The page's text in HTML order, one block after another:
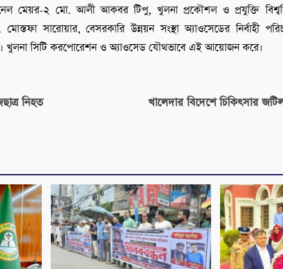
মেয়র-২ মো. আলী আকবর টিপু, খুলনা প্রকৌশল ও প্রযুক্তি
মোস্তফা সারোয়ার, বেসরকারি উন্নয়ন সংস্থা অ্যাওসেডের নির্বাহী
খুলনা সিটি করপোরেশন ও অ্যাওসেড যৌথভাবে এই আয়োজন করে।
নিহত
খালেদার বিদেশে চিকিৎসার